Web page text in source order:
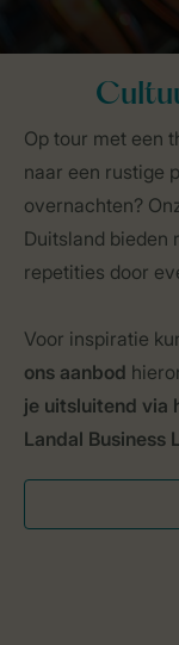
Op tour met een
naar een rustige
overnachten?
Duitsland bieden
repetities door
Voor inspiratie
ons aanbod
je uitsluitend via
Landal Business